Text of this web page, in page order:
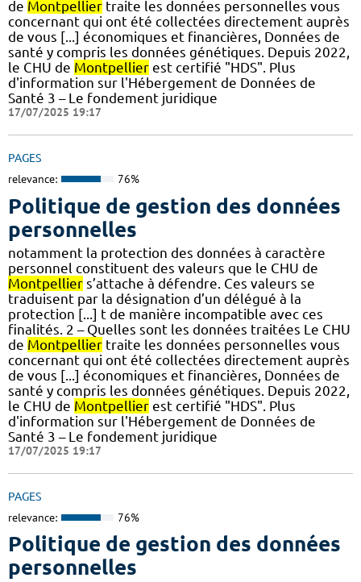
de Montpellier traite les données personnelles vous
concernant qui ont été collectées directement auprès
de vous [...] économiques et financières, Données de
santé y compris les données génétiques. Depuis 2022,
le CHU de Montpellier est certifié "HDS". Plus
d'information sur l'Hébergement de Données de
Santé 3 – Le fondement juridique
17/07/2025 19:17
PAGES
relevance: 76%
Politique de gestion des données
personnelles
notamment la protection des données à caractère
personnel constituent des valeurs que le CHU de
Montpellier s’attache à défendre. Ces valeurs se
traduisent par la désignation d’un délégué à la
protection [...] t de manière incompatible avec ces
finalités. 2 – Quelles sont les données traitées Le CHU
de Montpellier traite les données personnelles vous
concernant qui ont été collectées directement auprès
de vous [...] économiques et financières, Données de
santé y compris les données génétiques. Depuis 2022,
le CHU de Montpellier est certifié "HDS". Plus
d'information sur l'Hébergement de Données de
Santé 3 – Le fondement juridique
17/07/2025 19:17
PAGES
relevance: 76%
Politique de gestion des données
personnelles